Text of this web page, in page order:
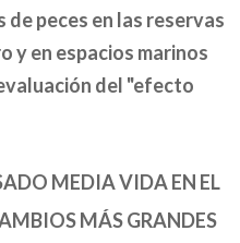
peces en las reservas
y en espacios marinos
del "efecto
MEDIA VIDA EN EL
MÁS GRANDES